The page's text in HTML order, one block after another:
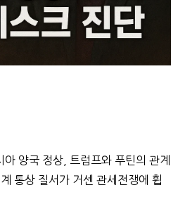
양국 정상, 트럼프와 푸틴의 관계
통상 질서가 거센 관세전쟁에 휩